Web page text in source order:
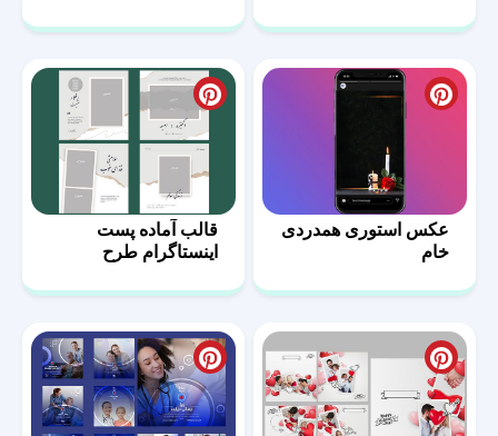
عکس استوری همدردی
خام
قالب آماده پست
اینستاگرام طرح